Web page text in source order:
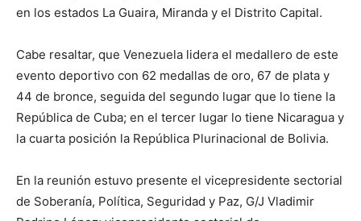
en los estados La Guaira, Miranda y el Distrito Capital.
Cabe resaltar, que Venezuela lidera el medallero de este
evento deportivo con 62 medallas de oro, 67 de plata y
44 de bronce, seguida del segundo lugar que lo tiene la
República de Cuba; en el tercer lugar lo tiene Nicaragua y
la cuarta posición la República Plurinacional de Bolivia.
En la reunión estuvo presente el vicepresidente sectorial
de Soberanía, Política, Seguridad y Paz, G/J Vladimir